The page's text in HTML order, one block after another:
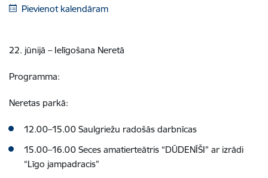
Pievienot kalendāram
22. jūnijā – Ielīgošana Neretā
Programma:
Neretas parkā:
12.00–15.00 Saulgriežu radošās darbnīcas
15.00–16.00 Seces amatierteātris “DŪDENĪŠI” ar izrādi
“Līgo jampadracis”